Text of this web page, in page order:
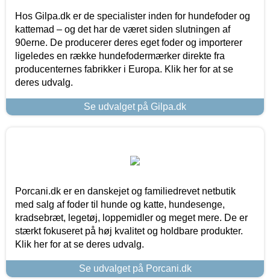
Hos Gilpa.dk er de specialister inden for hundefoder og
kattemad – og det har de været siden slutningen af
90erne. De producerer deres eget foder og importerer
ligeledes en række hundefodermærker direkte fra
producenternes fabrikker i Europa. Klik her for at se
deres udvalg.
Se udvalget på Gilpa.dk
Porcani.dk er en danskejet og familiedrevet netbutik
med salg af foder til hunde og katte, hundesenge,
kradsebræt, legetøj, loppemidler og meget mere. De er
stærkt fokuseret på høj kvalitet og holdbare produkter.
Klik her for at se deres udvalg.
Se udvalget på Porcani.dk